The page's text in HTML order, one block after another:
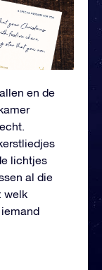
en de
lichtjes
al die
welk